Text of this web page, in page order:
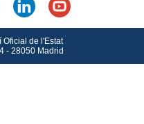
Oficial de l'Estat
- 28050 Madrid